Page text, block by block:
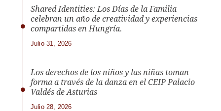
Shared Identities: Los Días de la Familia
celebran un año de creatividad y experiencias
compartidas en Hungría.
Julio 31, 2026
Los derechos de los niños y las niñas toman
forma a través de la danza en el CEIP Palacio
Valdés de Asturias
Julio 28, 2026